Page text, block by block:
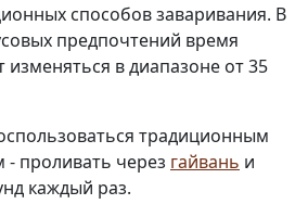
способов заваривания. В
предпочтений время
в диапазоне от 35
традиционным
проливать через гайвань и
каждый раз.